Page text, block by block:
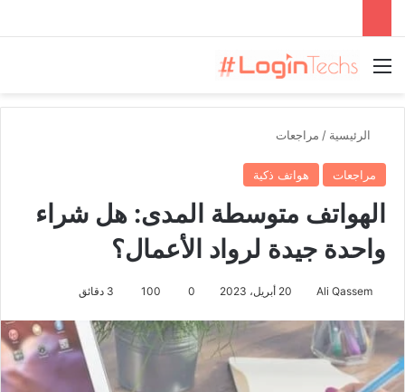
القائمة
الرئيسية / مراجعات
مراجعات هواتف ذكية
الهواتف متوسطة المدى: هل شراء
واحدة جيدة لرواد الأعمال؟
Ali Qassem 20 أبريل، 2023 0
100